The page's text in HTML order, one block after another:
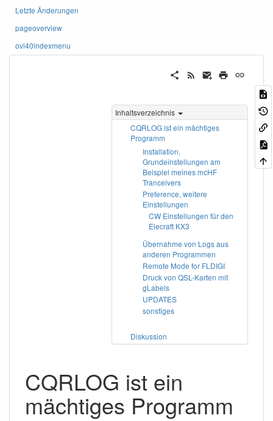
Letzte Änderungen
pageoverview
ovi40indexmenu
Inhaltsverzeichnis
CQRLOG ist ein mächtiges
Programm
Installation,
Grundeinstellungen am
Beispiel meines mcHF
Tranceivers
Preference, weitere
Einstellungen
CW Einstellungen für den
Elecraft KX3
Übernahme von Logs aus
anderen Programmen
Remote Mode for FLDIGI
Druck von QSL-Karten mit
gLabels
UPDATES
sonstiges
Diskussion
CQRLOG ist ein
mächtiges Programm